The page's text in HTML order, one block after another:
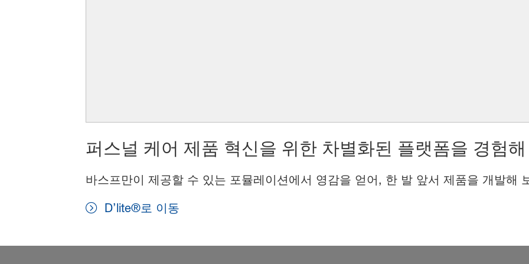
퍼스널 케어 제품 혁신을 위한 차별화된 플랫폼을 경험
바스프만이 제공할 수 있는 포뮬레이션에서 영감을 얻어, 한 발 앞서 제품을 개발해
D’lite®로 이동